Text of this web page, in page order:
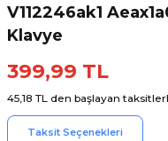
V112246ak1
Klavye
399,99 TL
45,18 TL den başlayan
Taksit Seçenekleri